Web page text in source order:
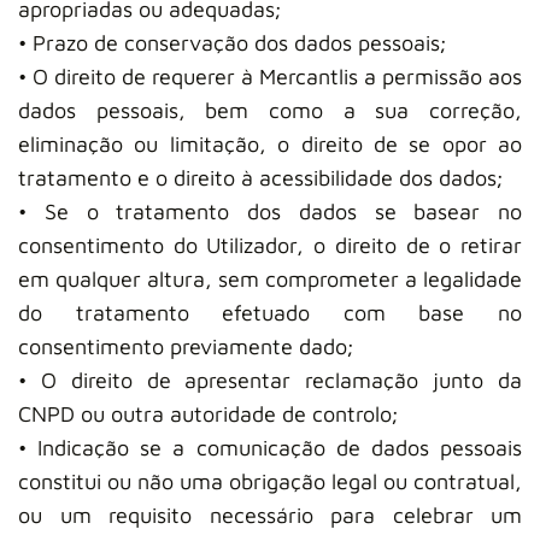
apropriadas ou adequadas;
• Prazo de conservação dos dados pessoais;
• O direito de requerer à Mercantlis a permissão aos
dados pessoais, bem como a sua correção,
eliminação ou limitação, o direito de se opor ao
tratamento e o direito à acessibilidade dos dados;
• Se o tratamento dos dados se basear no
consentimento do Utilizador, o direito de o retirar
em qualquer altura, sem comprometer a legalidade
do tratamento efetuado com base no
consentimento previamente dado;
• O direito de apresentar reclamação junto da
CNPD ou outra autoridade de controlo;
• Indicação se a comunicação de dados pessoais
constitui ou não uma obrigação legal ou contratual,
ou um requisito necessário para celebrar um